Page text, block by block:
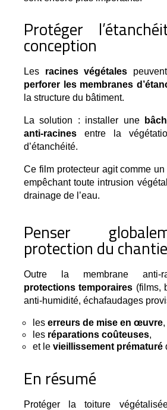
Protéger
conception
Les racines végétales
perforer les membranes
la structure du bâtiment.
La solution : installer une
anti-racines entre la
d’étanchéité.
Ce film protecteur agit comme un
empêchant toute intrusion
drainage de l’eau.
Penser
protection du
protections temporaires (films,
anti-humidité, échafaudages
les erreurs de mise en œuvre,
les réparations coûteuses,
et le vieillissement prématuré
En résumé
Protéger la toiture